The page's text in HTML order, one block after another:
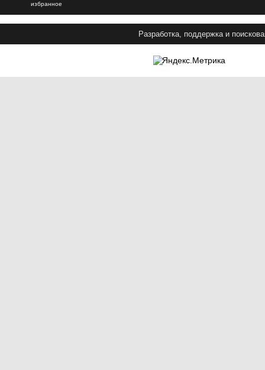
избранное
Разработка, поддержка и